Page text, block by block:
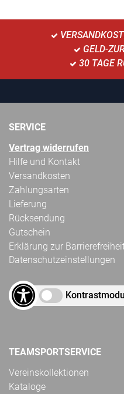
GELD-
30 TAGE
SERVICE
Vertrag widerrufen
Hilfe und Kontakt
Versandkosten
Zahlungsarten
Lieferung
Rücksendung
Gutschein
Erklärung zur
Datenschutzeinstellungen
TEAMSPORTSERVICE
Vereinskollektionen
Kataloge